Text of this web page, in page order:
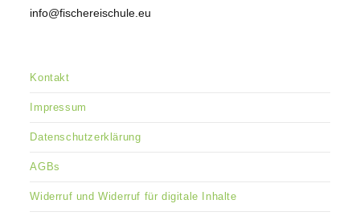
info@fischereischule.eu
Kontakt
Impressum
Datenschutzerklärung
AGBs
Widerruf und Widerruf für digitale Inhalte